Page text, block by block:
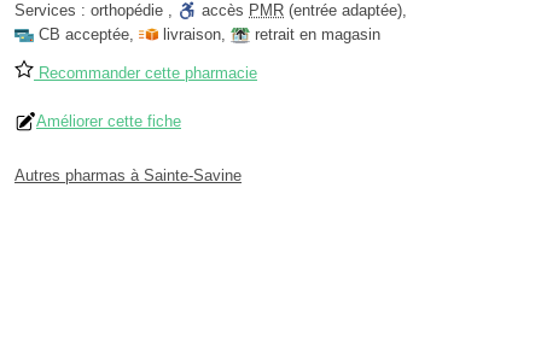
Services : orthopédie , accès PMR (entrée adaptée),
CB acceptée, livraison, retrait en magasin
Recommander cette pharmacie
Améliorer cette fiche
Autres pharmas à Sainte-Savine